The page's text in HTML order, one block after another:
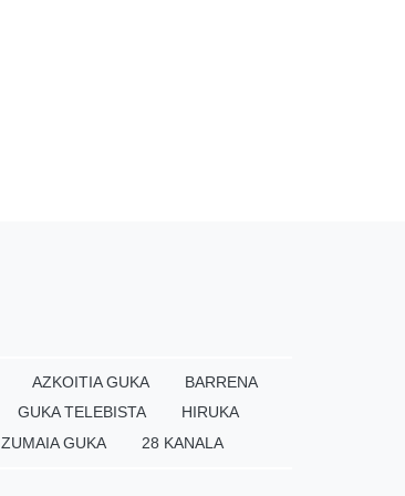
AZKOITIA GUKA
BARRENA
GUKA TELEBISTA
HIRUKA
ZUMAIA GUKA 28 KANALA